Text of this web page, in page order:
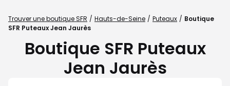
Trouver une boutique SFR Hauts-de-Seine Puteaux
Boutique
SFR Puteaux Jean Jaurès
Boutique SFR Puteaux
Jean Jaurès